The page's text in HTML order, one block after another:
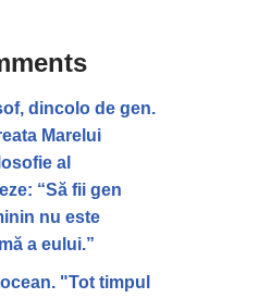
dincolo de gen.
Marelui
al
“Să fii gen
nu este
a eului.”
"Tot timpul